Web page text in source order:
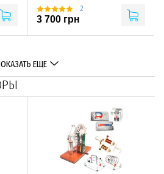
2
3 700 грн
ЕЩЕ